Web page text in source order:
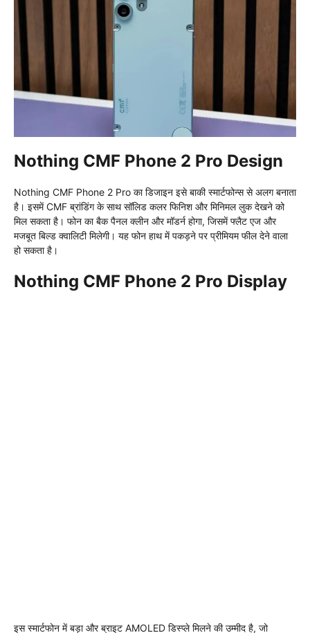
Nothing CMF Phone 2 Pro Design
Nothing CMF Phone 2 Pro का डिजाइन इसे बाकी स्मार्टफोन्स से अलग बनाता
है। इसमें CMF ब्रांडिंग के साथ सॉलिड कलर फिनिश और मिनिमल लुक देखने को
मिल सकता है। फोन का बैक पैनल क्लीन और मॉडर्न होगा, जिसमें फ्लैट एज और
मजबूत बिल्ड क्वालिटी मिलेगी। यह फोन हाथ में पकड़ने पर प्रीमियम फील देने वाला
हो सकता है।
Nothing CMF Phone 2 Pro Display
इस स्मार्टफोन में बड़ा और ब्राइट AMOLED डिस्प्ले मिलने की उम्मीद है, जो